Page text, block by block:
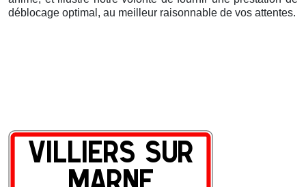
déblocage optimal, au meilleur raisonnable de vos attentes.